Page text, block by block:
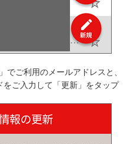
でご利用のメールアドレスと、
ご入力して「更新」をタップ